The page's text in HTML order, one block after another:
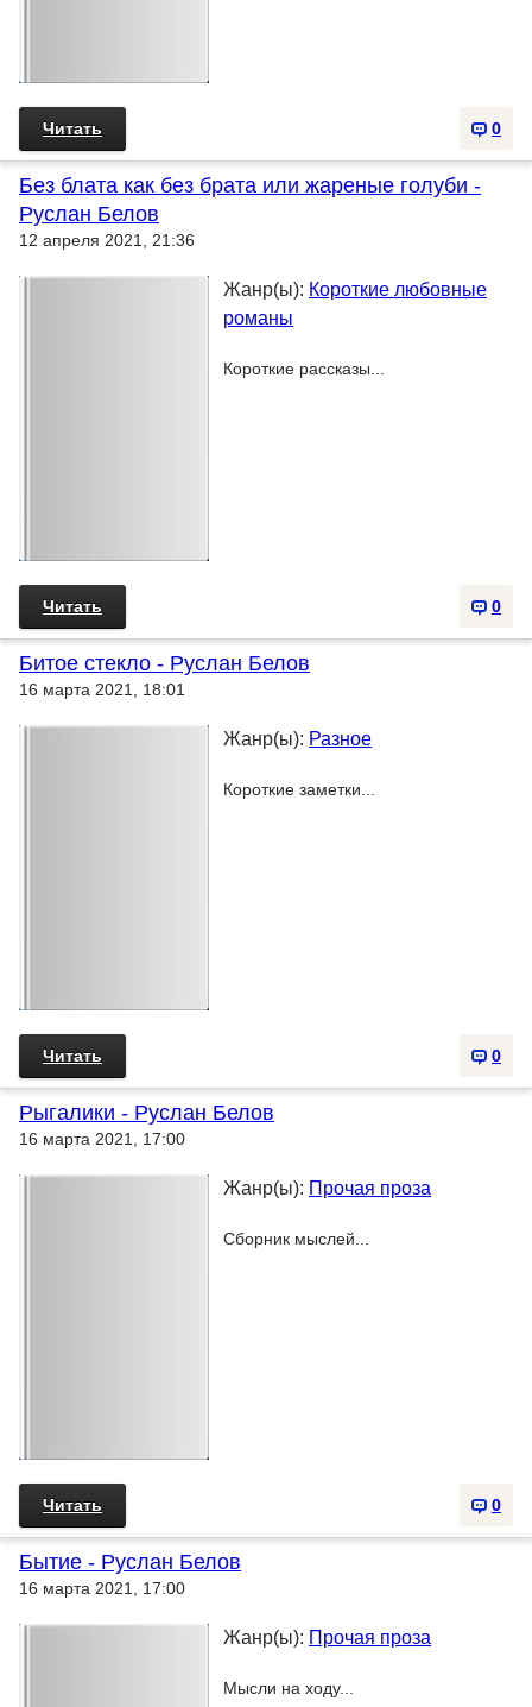
0
Читать
Без блата как без брата или жареные голуби -
Руслан Белов
12 апреля 2021, 21:36
Жанр(ы): Короткие любовные
романы
Короткие рассказы...
0
Читать
Битое стекло - Руслан Белов
16 марта 2021, 18:01
Жанр(ы): Разное
Короткие заметки...
0
Читать
Рыгалики - Руслан Белов
16 марта 2021, 17:00
Жанр(ы): Прочая проза
Сборник мыслей...
0
Читать
Бытие - Руслан Белов
16 марта 2021, 17:00
Жанр(ы): Прочая проза
Мысли на ходу...